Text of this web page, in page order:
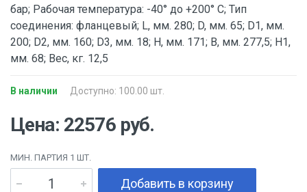
бар; Рабочая температура: -40° до +200° С; Тип
соединения: фланцевый; L, мм. 280; D, мм. 65; D1, мм.
200; D2, мм. 160; D3, мм. 18; H, мм. 171; B, мм. 277,5; H1,
мм. 68; Вес, кг. 12,5
В наличии Доступно: 100.00 шт.
Цена: 22576 руб.
МИН. ПАРТИЯ 1 ШТ.
Добавить в корзину